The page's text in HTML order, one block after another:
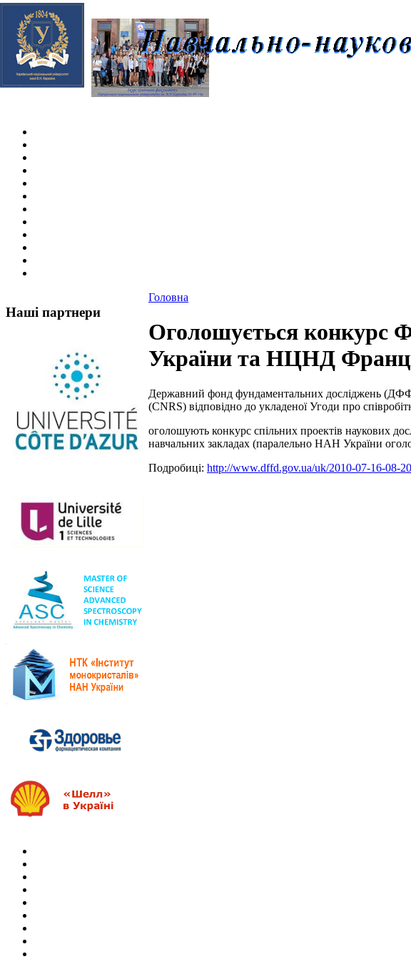
Skip navigation
Наші партнери
Головна
Оголошується конкурс
України та НЦНД
Державний фонд фундаментальних досліджень
(CNRS) відповідно до укладеної Угоди про
оголошують конкурс спільних проектів наукових
навчальних закладах (паралельно НАН України
Подробиці: http://www.dffd.gov.ua/uk/2010-07-16-08-